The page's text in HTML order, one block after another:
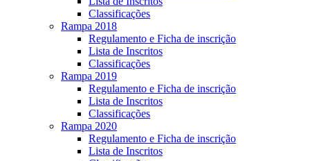
Classificações
Rampa 2018
Regulamento e Ficha de inscrição
Lista de Inscritos
Classificações
Rampa 2019
Regulamento e Ficha de inscrição
Lista de Inscritos
Classificações
Rampa 2020
Regulamento e Ficha de inscrição
Lista de Inscritos